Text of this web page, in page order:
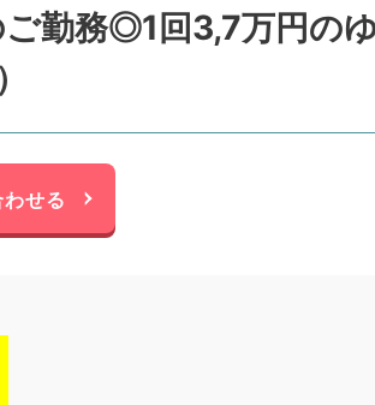
勤務◎1回3,7万円のゆ
せる